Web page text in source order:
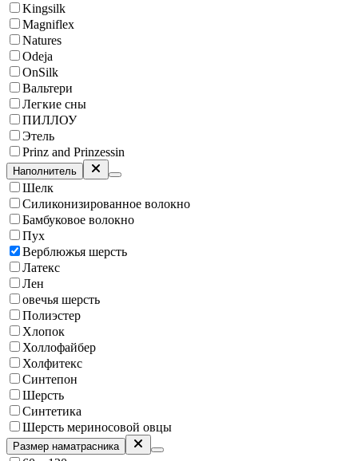
Kingsilk
Magniflex
Natures
Odeja
OnSilk
Вальтери
Легкие сны
ПИЛЛОУ
Этель
Prinz and Prinzessin
Наполнитель
Шелк
Силиконизированное волокно
Бамбуковое волокно
Пух
Верблюжья шерсть
Латекс
Лен
овечья шерсть
Полиэстер
Хлопок
Холлофайбер
Холфитекс
Синтепон
Шерсть
Синтетика
Шерсть мериносовой овцы
Размер наматрасника